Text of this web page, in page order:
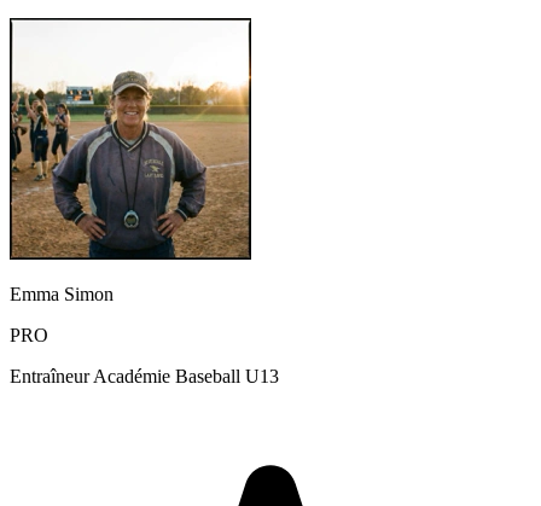
Emma Simon
PRO
Entraîneur Académie Baseball U13